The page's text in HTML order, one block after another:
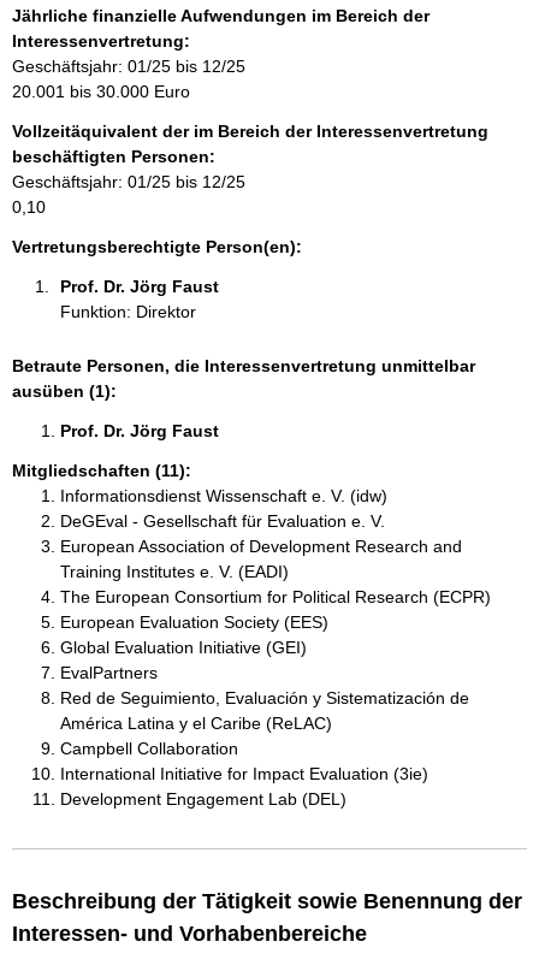
f
o
r
m
t
i
o
n
e
Jährliche finanzielle Aufwendungen im Bereich der
Interessenvertretung:
Geschäftsjahr: 01/25 bis 12/25
20.001 bis 30.000 Euro
Vollzeitäquivalent der im Bereich der Interessenvertretung
beschäftigten Personen:
Geschäftsjahr: 01/25 bis 12/25
0,10
Vertretungsberechtigte Person(en):
Prof. Dr. Jörg Faust
Funktion: Direktor
Betraute Personen, die Interessenvertretung unmittelbar
ausüben (1):
Prof. Dr. Jörg Faust
Mitgliedschaften (11):
Informationsdienst Wissenschaft e. V. (idw)
DeGEval - Gesellschaft für Evaluation e. V.
European Association of Development Research and
Training Institutes e. V. (EADI)
The European Consortium for Political Research (ECPR)
European Evaluation Society (EES)
Global Evaluation Initiative (GEI)
EvalPartners
Red de Seguimiento, Evaluación y Sistematización de
América Latina y el Caribe (ReLAC)
Campbell Collaboration
International Initiative for Impact Evaluation (3ie)
Development Engagement Lab (DEL)
Beschreibung der Tätigkeit sowie Benennung der
Interessen- und Vorhabenbereiche